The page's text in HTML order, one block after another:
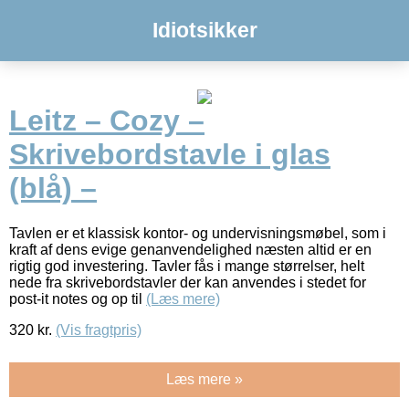
Idiotsikker
Leitz – Cozy –
Skrivebordstavle i glas
(blå) –
Tavlen er et klassisk kontor- og undervisningsmøbel, som i
kraft af dens evige genanvendelighed næsten altid er en
rigtig god investering. Tavler fås i mange størrelser, helt
nede fra skrivebordstavler der kan anvendes i stedet for
post-it notes og op til (Læs mere)
320 kr. (Vis fragtpris)
Læs mere »